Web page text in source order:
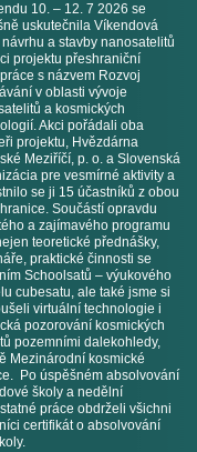
10. – 12. 7 2026 se
uskutečnila Víkendová
a stavby nanosatelitů
projektu přeshraniční
s názvem Rozvoj
v oblasti vývoje
a kosmických
Akci pořádali oba
projektu, Hvězdárna
Meziříčí, p. o. a Slovenská
pre vesmírné aktivity a
se ji 15 účastníků z obou
Součástí opravdu
a zajímavého programu
teoretické přednášky,
praktické činnosti se
Schoolsatů – výukového
cubesatu, ale také jsme si
virtuální technologie i
pozorování kosmických
pozemními dalekohledy,
Mezinárodní kosmické
Po úspěšném absolvování
školy a nedělní
práce obdrželi všichni
certifikát o absolvování